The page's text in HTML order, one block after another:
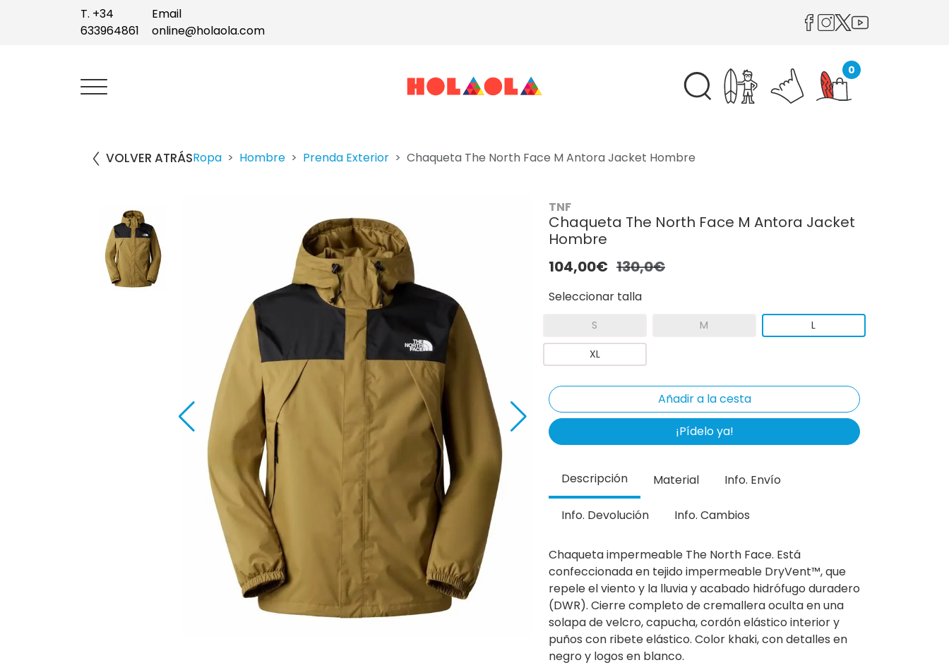
T. +34
633964861
Email
online@holaola.com
0
VOLVER ATRÁSRopa Hombre Prenda Exterior Chaqueta The North Face M Antora Jacket Hombre
TNF
Chaqueta The North Face M Antora Jacket
Hombre
104,00€ 130,0€
Seleccionar talla
S M L
XL
¡Pídelo ya!
Descripción Material Info. Envío
Info. Devolución Info. Cambios
Chaqueta impermeable The North Face. Está
confeccionada en tejido impermeable DryVent™, que
repele el viento y la lluvia y acabado hidrófugo duradero
(DWR). Cierre completo de cremallera oculta en una
solapa de velcro, capucha, cordón elástico interior y
puños con ribete elástico. Color khaki, con detalles en
negro y logos en blanco.